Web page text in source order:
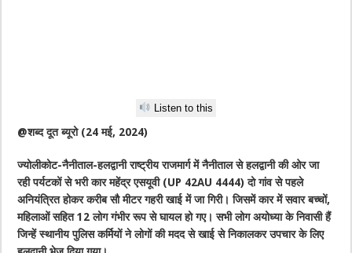
Listen to this
@शब्द दूत ब्यूरो (24 मई, 2024)
ज्योलीकोट-नैनीताल-हलद्वानी राष्ट्रीय राजमार्ग में नैनीताल से हलद्वानी की ओर जा
रही पर्यटकों से भरी कार महेंद्र एसयूवी (UP 42AU 4444) दो गांव से पहले
अनियंत्रित होकर करीब सौ मीटर गहरी खाई में जा गिरी। जिसमें कार में सवार बच्चों,
महिलाओं सहित 12 लोग गंभीर रूप से घायल हो गए। सभी लोग अयोध्या के निवासी हैं
जिन्हें स्थानीय पुलिस कर्मियों ने लोगों की मदद से खाई से निकालकर उपचार के लिए